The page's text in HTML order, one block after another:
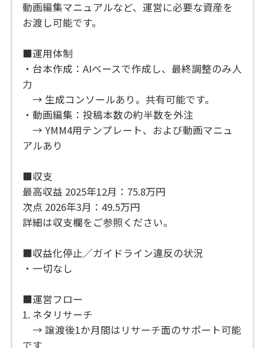
動画編集マニュアルなど、運営に必要な資産を
お渡し可能です。
■運用体制
・台本作成：AIベースで作成し、最終調整のみ人
力
→ 生成コンソールあり。共有可能です。
・動画編集：投稿本数の約半数を外注
→ YMM4用テンプレート、および動画マニュ
アルあり
■収支
最高収益 2025年12月：75.8万円
次点 2026年3月：49.5万円
詳細は収支欄をご参照ください。
■収益化停止／ガイドライン違反の状況
・一切なし
■運営フロー
1. ネタリサーチ
→ 譲渡後1か月間はリサーチ面のサポート可能